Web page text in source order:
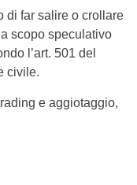
di far salire o crollare
scopo speculativo
l’art. 501 del
civile.
e aggiotaggio,